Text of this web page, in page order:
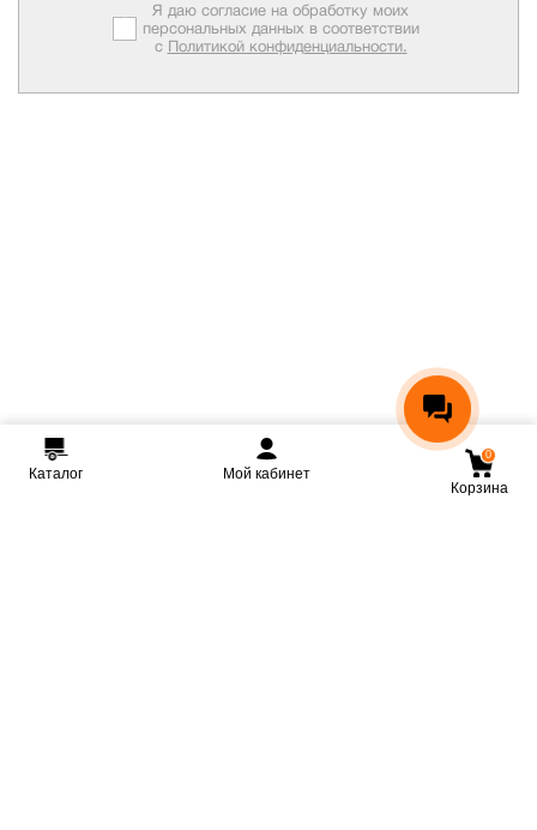
Я даю согласие на обработку моих
персональных данных в соответствии
с Политикой конфиденциальности.
Каталог Мой кабинет
0
Корзина